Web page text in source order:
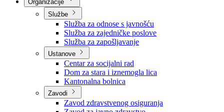
Nadležnosti
Sjednice Vlade
Službe
Služba za odnose s javnošću
Služba za zajedničke poslove
Služba za zapošljavanje
Ustanove
Centar za socijalni rad
Dom za stara i iznemogla lica
Kantonalna bolnica